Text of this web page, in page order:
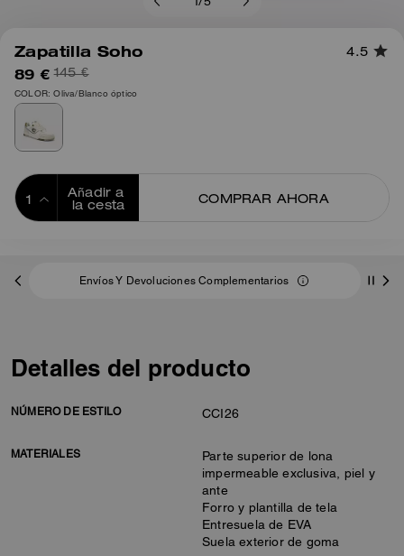
/5
Zapatilla Soho 4.5
89 € 145 €
COLOR: Oliva/Blanco óptico
Añadir a
la cesta
COMPRAR AHORA
Envíos Y Devoluciones Complementarios
Detalles del producto
NÚMERO DE ESTILO CCI26
MATERIALES
Parte superior de lona
impermeable exclusiva, piel y
ante
Forro y plantilla de tela
Entresuela de EVA
Suela exterior de goma